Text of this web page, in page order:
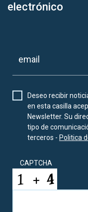
electrónico
Deseo recibir
en esta casilla
Newsletter. Su
tipo de
terceros - Politica
CAPTCHA